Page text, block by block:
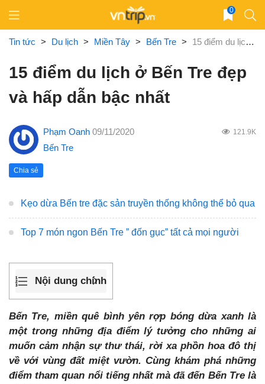
content
0
Tin tức > Du lịch > Miền Tây > Bến Tre > 15 điểm du lịch ở Bến Tre đẹp và hấp dẫn bậc nhất
15 điểm du lịch ở Bến Tre đẹp
và hấp dẫn bậc nhất
Phạm Oanh 09/11/2020 121.9K
Bến Tre
Chia sẻ
Kẹo dừa Bến tre đặc sản truyền thống không thể bỏ qua
Top 7 món ngon Bến Tre ” đốn gục” tất cả mọi người
Nội dung chính
Bến Tre, miền quê bình yên rợp bóng dừa xanh là
một trong những địa điểm lý tưởng cho những ai
muốn cảm nhận sự thư thái, rời xa phồn hoa đô thị
về với vùng đất miệt vườn. Cùng khám phá những
điểm tham quan nổi tiếng nhất mà đã đến Bến Tre là